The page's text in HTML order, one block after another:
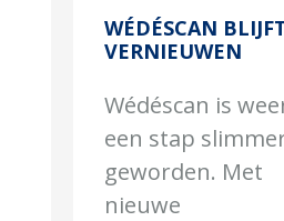
WÉDÉSCAN
VERNIEUWEN
Wédéscan is
een stap
geworden. Met
nieuwe